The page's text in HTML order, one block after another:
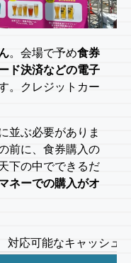
。会場で予め食券
ド決済などの電子
。クレジットカー
並ぶ必要がありま
前に、食券購入の
下の中でできるだ
ネーでの購入がオ
対応可能なキャッシュ